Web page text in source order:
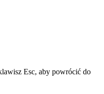
Esc, aby powrócić do